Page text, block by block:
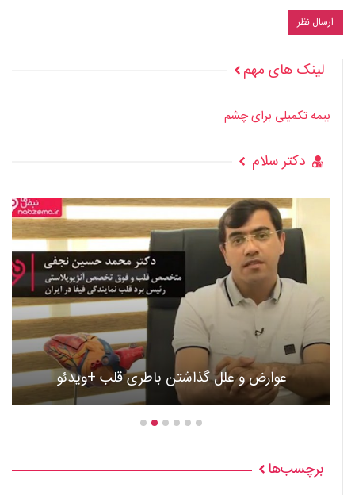
لینک های مهم
بیمه تکمیلی برای چشم
دکتر سلام
عوارض و علل گذاشتن باطری قلب +ویدئو
برچسب‌ها